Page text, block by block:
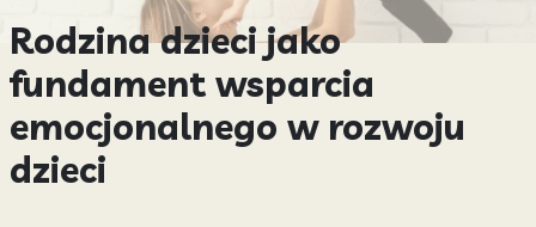
Rodzina dzieci jako
fundament wsparcia
emocjonalnego w rozwoju
dzieci